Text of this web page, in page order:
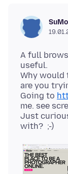
A full
useful.
Why would
are you
Going to
me. see
Just